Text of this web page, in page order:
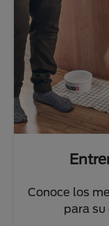
Conoce los
para